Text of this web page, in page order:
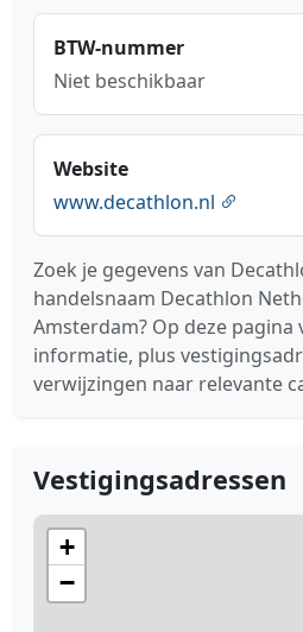
BTW-nummer
Niet beschikbaar
Website
www.decathlon.nl
Zoek je gegevens van
handelsnaam Decathlon
Amsterdam? Op deze pagina
informatie, plus
verwijzingen naar relevante
Vestigingsadressen
+
−